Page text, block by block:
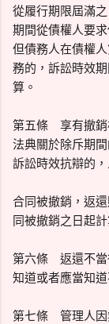
從履行期限屆滿
期間從債權人要
但債務人在債權
務的，訴訟時效
算。
第五條 享有撤銷
法典關於除斥期
訴訟時效抗辯的
合同被撤銷，返
同被撤銷之日起計
第六條 返還不當
知道或者應當知
第七條 管理人因